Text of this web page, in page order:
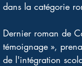
dans la catégorie
Dernier roman de
témoignage »,
de l'intégration